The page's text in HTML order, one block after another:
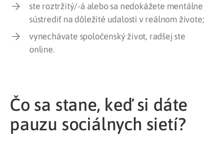
ste roztržitý/-á alebo sa nedokážete mentálne
sústrediť na dôležité udalosti v reálnom živote;
vynechávate spoločenský život, radšej ste
online.
Čo sa stane, keď si dáte
pauzu sociálnych sietí?